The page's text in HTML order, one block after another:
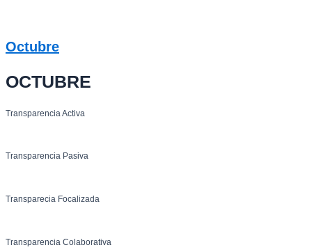
Octubre
OCTUBRE
Transparencia Activa
Transparencia Pasiva
Transparecia Focalizada
Transparencia Colaborativa